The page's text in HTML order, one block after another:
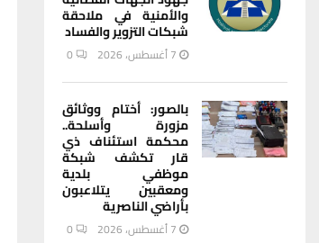
والأمنية في ملاحقة
شبكات التزوير والفساد
7 أغسطس، 2026 0
بالصور: أختام ووثائق
مزورة وأسلحة..
محكمة استئناف ذي
قار تكشف شبكة
موظفي بلدية
ومعقبين يتلاعبون
بأراضي الناصرية
7 أغسطس، 2026 0